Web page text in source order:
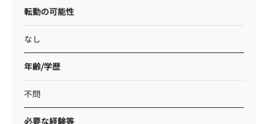
転勤の可能性
なし
年齢/学歴
不問
必要な経験等